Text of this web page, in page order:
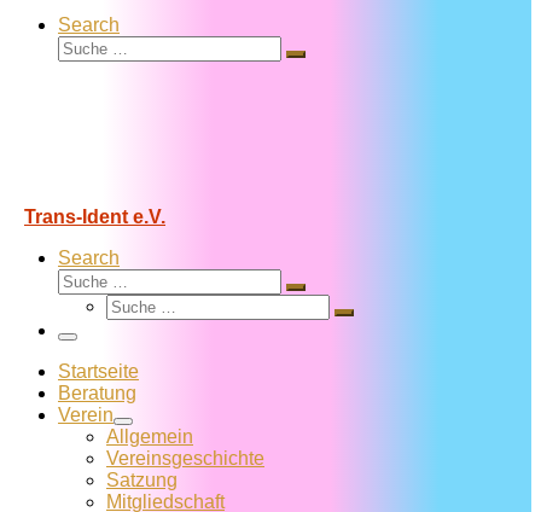
Search
Suche
Suche
Trans-Ident e.V.
Search
Suche
Suche
Suche
Suche
Menü
Startseite
Beratung
Verein
Allgemein
Vereins­geschichte
Satzung
Mitglied­schaft